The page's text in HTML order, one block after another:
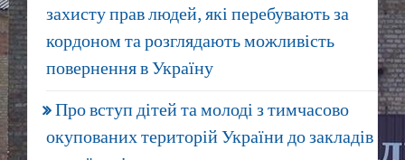
захисту прав людей, які перебувають за
кордоном та розглядають можливість
повернення в Україну
Про вступ дітей та молоді з тимчасово
окупованих територій України до закладів